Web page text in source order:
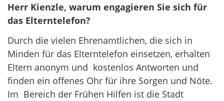
Herr Kienzle, warum engagieren Sie sich für
das Elterntelefon?
Durch die vielen Ehrenamtlichen, die sich in
Minden für das Elterntelefon einsetzen, erhalten
Eltern anonym und kostenlos Antworten und
finden ein offenes Ohr für ihre Sorgen und Nöte.
Im Bereich der Frühen Hilfen ist die Stadt